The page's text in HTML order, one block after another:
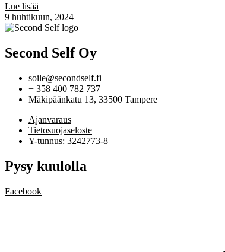
Lue lisää
9 huhtikuun, 2024
Second Self Oy
soile@secondself.fi
+ 358 400 782 737
Mäkipäänkatu 13, 33500 Tampere
Ajanvaraus
Tietosuojaseloste
Y-tunnus: 3242773-8
Pysy kuulolla
Facebook